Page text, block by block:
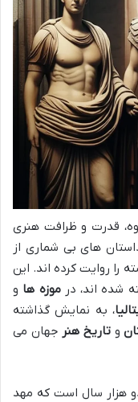
قدرت و ظرافت هنری
های بی شماری از
را روایت کرده اند. این
شده اند، درموزه ها و
، به نمایش گذاشته
وتاریخ هنر جهان می
هزار سال است که مهد